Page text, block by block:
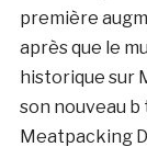
première
après que le
historique sur
son nouveau b
Meatpacking